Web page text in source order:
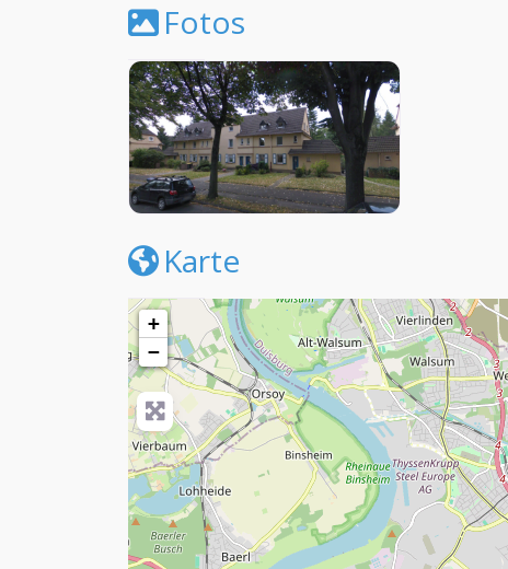
Fotos
Karte
+
−